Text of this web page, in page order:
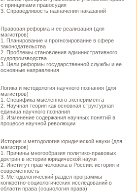
с принципами правосудия
3. Справедливость назначения наказаний
Правовая реформа и ее реализация (для
магистров)
1. Планирование и прогнозирование в сфере
законодательства
2. Проблемы становления административного
судопроизводства
3. Цели реформы государственной службы и ее
основные направления
Логика и методология научного познания (для
магистров)
1. Специфика мысленного эксперимента
2. Научная теория как основная структурная
единица научного познания
3. Изменение содержания научных понятий в
процессе научной революции
История и методология юридической науки (для
магистров)
1. Причины многообразия политико-правовых
доктрин в истории юридической науки
2. Институт прав человека в России: история и
современность
3. Методологический раздел программы
конкретно-социологических исследований в
области права (социология права)